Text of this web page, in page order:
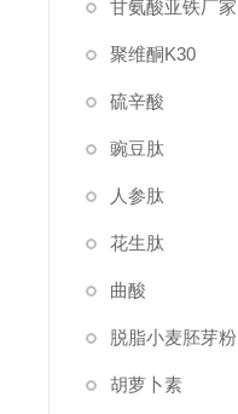
甘氨酸亚铁厂家
聚维酮K30
硫辛酸
豌豆肽
人参肽
花生肽
曲酸
脱脂小麦胚芽粉
胡萝卜素